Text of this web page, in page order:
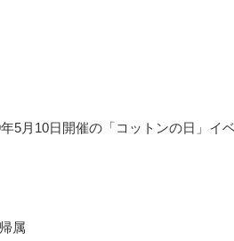
5月10日開催の「コットンの日」イ
属